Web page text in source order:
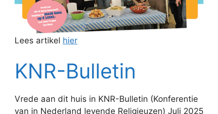
Lees artikel hier
KNR-Bulletin
Vrede aan dit huis in KNR-Bulletin (Konferentie
van in Nederland levende Religieuzen) Juli 2025